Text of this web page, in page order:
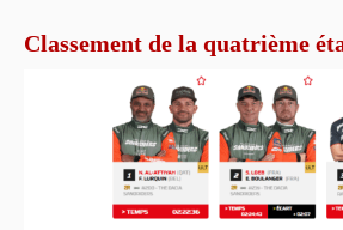
Classement de la quatrième